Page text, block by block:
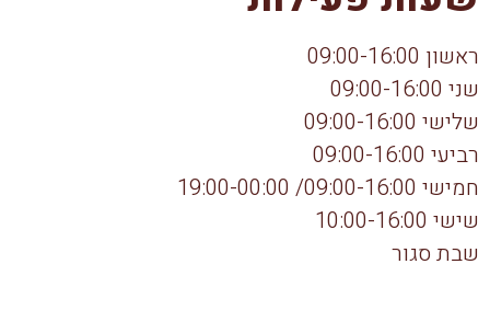
ראשון 09:00-16:00
שני 09:00-16:00
שלישי 09:00-16:00
רביעי 09:00-16:00
חמישי 09:00-16:00/ 19:00-00:00
שישי 10:00-16:00
שבת סגור